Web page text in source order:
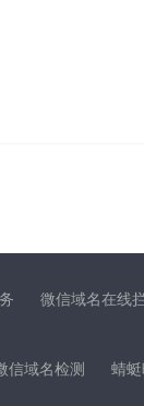
微信域名在线
信域名检测 蜻